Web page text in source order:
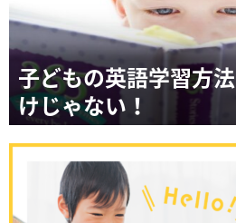
子どもの英語学習方
けじゃない！